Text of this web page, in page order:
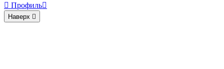
 Профиль
Наверх 